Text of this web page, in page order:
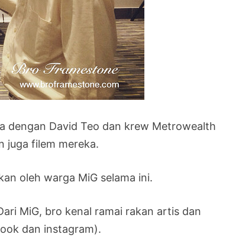
dengan David Teo dan krew Metrowealth
juga filem mereka.
oleh warga MiG selama ini.
MiG, bro kenal ramai rakan artis dan
dan instagram).